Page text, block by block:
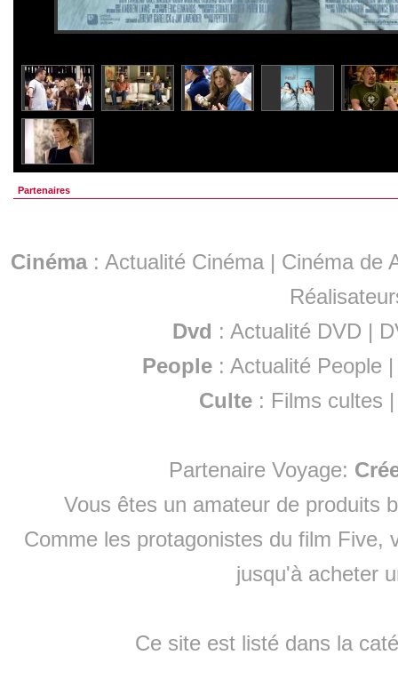
Partenaires
Cinéma: Actualité Cinéma | Cinéma de
Dvd : Actualité DVD |
People :Actualité People
Culte : Films cultes
Partenaire Voyage:
Vous êtes un amateur de produits
Comme les protagonistes du film Five,
jusqu'à acheter
Ce site est listé dans la